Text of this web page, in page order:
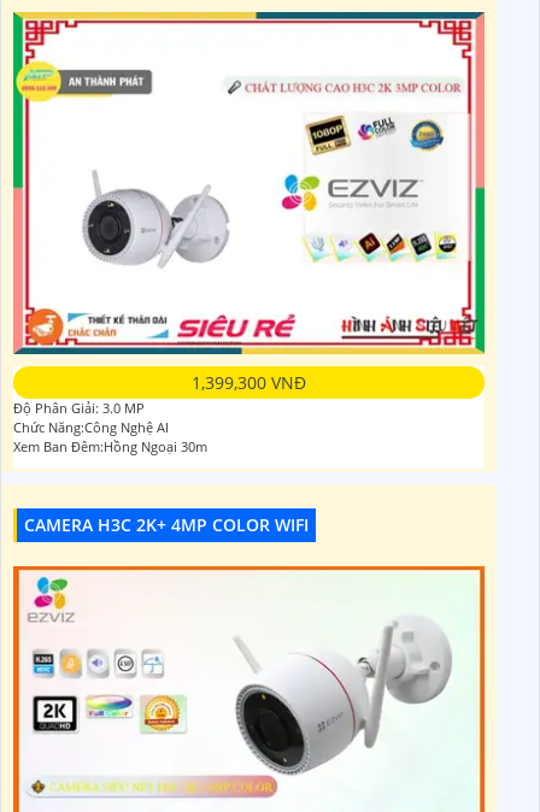
1,399,300 VNĐ
Độ Phân Giải: 3.0 MP
Chức Năng:Công Nghệ AI
Xem Ban Đêm:Hồng Ngoại 30m
CAMERA H3C 2K+ 4MP COLOR WIFI